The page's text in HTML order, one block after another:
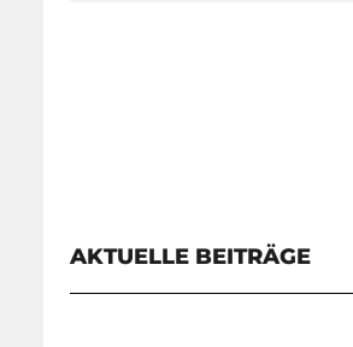
AKTUELLE BEITRÄGE